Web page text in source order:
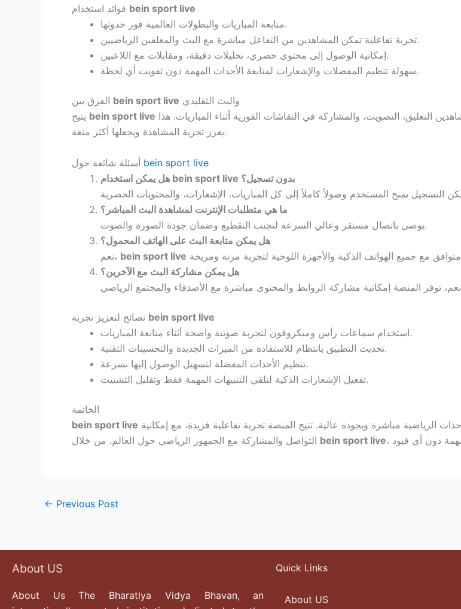
bein sport live
متابعة المباريات والبطولات العالمية فور حدوثها.
تجربة تفاعلية تمكن المشاهدين من التفاعل مباشرة مع البث والمعلقين الرياضيين.
إمكانية الوصول إلى محتوى حصري، تحليلات دقيقة، ومقابلات مع اللاعبين.
سهولة تنظيم المفضلات والإشعارات لمتابعة الأحداث المهمة دون تفويت أي لحظة.
bein sport live والبث التقليدي
bein sport live
يعزز تجربة المشاهدة ويجعلها أكثر متعة.
bein sport live
bein sport live بدون تسجيل؟
ما هي متطلبات الإنترنت لمشاهدة البث المباشر؟
يوصى باتصال مستقر وعالي السرعة لتجنب التقطيع وضمان جودة الصورة والصوت.
هل يمكن متابعة البث على الهاتف المحمول؟
نعم، bein sport live
هل يمكن مشاركة البث مع الآخرين؟
bein sport live
استخدام سماعات رأس وميكروفون لتجربة صوتية واضحة أثناء متابعة المباريات.
تحديث التطبيق بانتظام للاستفادة من الميزات الجديدة والتحسينات التقنية.
تنظيم الأحداث المفضلة لتسهيل الوصول إليها بسرعة.
تفعيل الإشعارات الذكية لتلقي التنبيهات المهمة فقط وتقليل التشتيت.
الخاتمة
bein sport live
bein sport live
← Previous Post
About US
About Us The Bharatiya Vidya Bhavan, an
Quick Links
About US